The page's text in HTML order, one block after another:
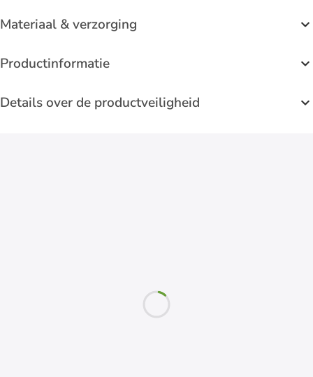
Materiaal & verzorging
Productinformatie
Details over de productveiligheid